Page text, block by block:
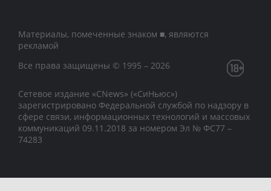
Материалы, помеченные знаком ■, являются
рекламой
Все права защищены © 1995 – 2026
Сетевое издание «CNews» («СиНьюс»)
зарегистрировано Федеральной службой по надзору в
сфере связи, информационных технологий и массовых
коммуникаций 09.11.2018 за номером Эл № ФС77 –
74283